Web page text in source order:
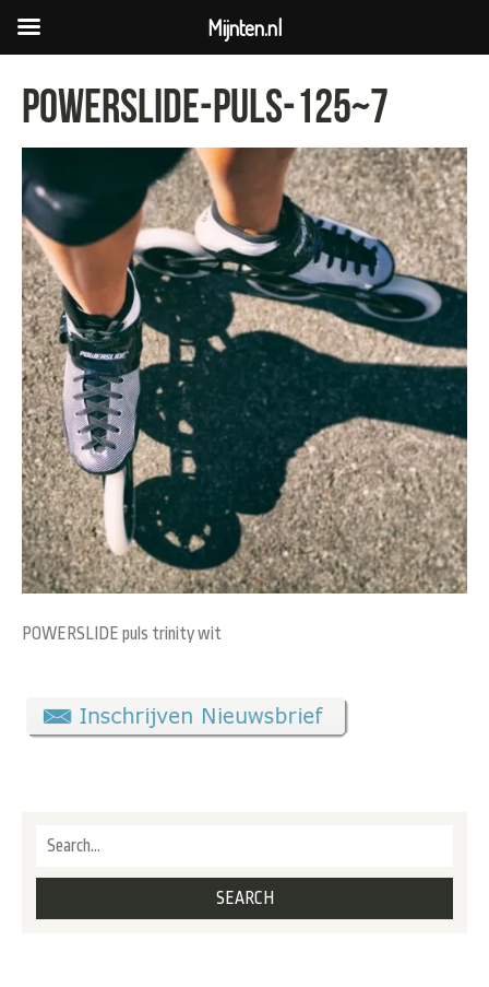
powerslide-puls-125~7
POWERSLIDE puls trinity wit
Mijnten.nl